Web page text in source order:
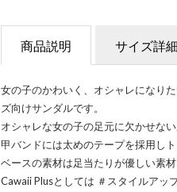
商品説明 サイズ詳細
女の子のかわいく、オシャレになり
ズ向けサンダルです。
オシャレな女の子の足元に欠かせない
甲バンドには太めのテープを採用し
ベースの素材は足当たりが優しい素
Cawaii Plusとしては ＃スタイルアッ